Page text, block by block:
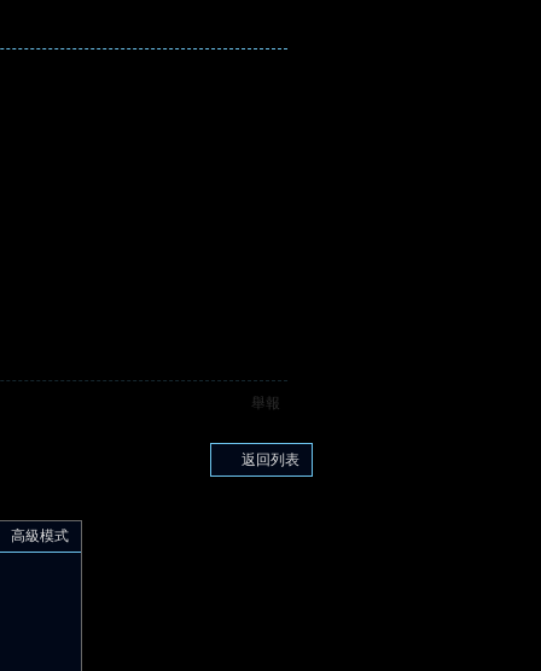
舉報
返回列表
高級模式